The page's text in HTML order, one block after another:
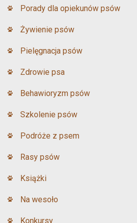
Porady dla opiekunów psów
Żywienie psów
Pielęgnacja psów
Zdrowie psa
Behawioryzm psów
Szkolenie psów
Podróże z psem
Rasy psów
Książki
Na wesoło
Konkursy